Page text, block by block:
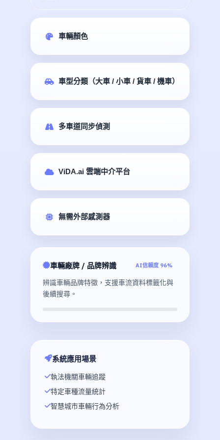
車輛顏色
車型分類（大車 / 小車 / 貨車 / 機車）
多車道同步偵測
ViDA.ai 雲端中介平台
無需外部感測器
車輛廠牌 / 品牌辨識 AI信賴度 96%
辨識車輛品牌特徵，支援車流資料標籤化與
後續搜尋。
系統應用場景
執法機關車輛追蹤
特定車種流量統計
智慧城市車輛行為分析